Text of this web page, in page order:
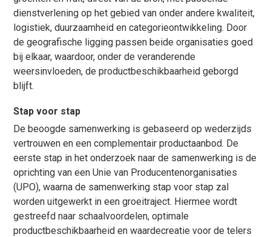
dienstverlening op het gebied van onder andere kwaliteit,
logistiek, duurzaamheid en categorieontwikkeling. Door
de geografische ligging passen beide organisaties goed
bij elkaar, waardoor, onder de veranderende
weersinvloeden, de productbeschikbaarheid geborgd
blijft.
Stap voor stap
De beoogde samenwerking is gebaseerd op wederzijds
vertrouwen en een complementair productaanbod. De
eerste stap in het onderzoek naar de samenwerking is de
oprichting van een Unie van Producentenorganisaties
(UPO), waarna de samenwerking stap voor stap zal
worden uitgewerkt in een groeitraject. Hiermee wordt
gestreefd naar schaalvoordelen, optimale
productbeschikbaarheid en waardecreatie voor de telers